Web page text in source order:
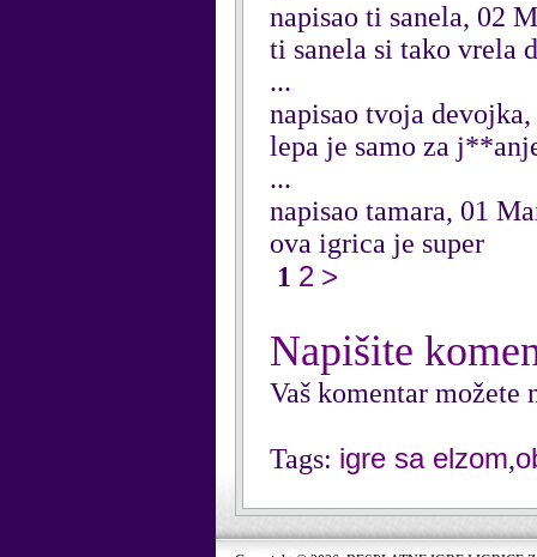
napisao ti sanela, 02
ti sanela si tako vrela
...
napisao tvoja
lepa je samo za
...
napisao tamara, 01
ova igrica je super
1 2 >
Napišite
Vaš komentar možete
Tags: igre sa elzom,